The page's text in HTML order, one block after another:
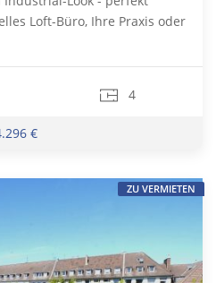
Loft-Büro, Ihre Praxis oder
4
€
ZU VERMIETEN